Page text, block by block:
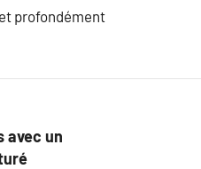
profondément
avec un